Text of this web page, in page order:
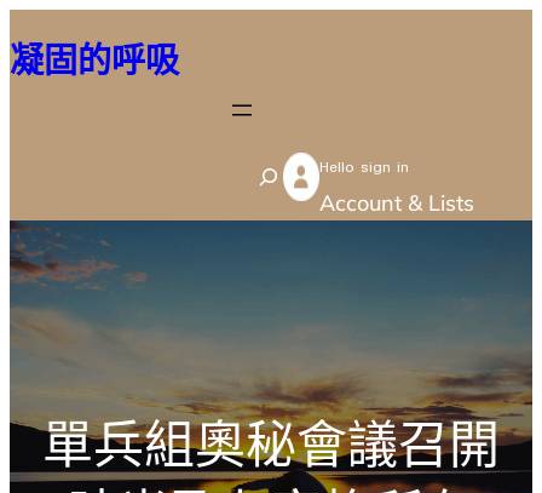
至
容
凝固的呼吸
S
e
Hello sign in
Account & Lists
單兵組奧秘會議召開